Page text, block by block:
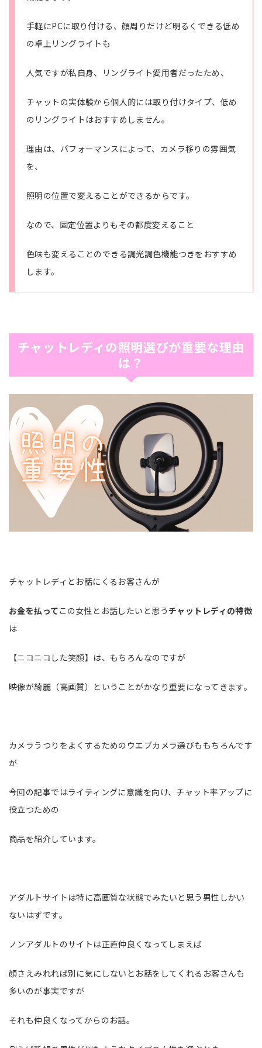
手軽にPCに取り付ける、顔周りだけど明るくできる低め
の卓上リングライトも
人気ですが私自身、リングライト愛用者だったため、
チャットの実体験から個人的には取り付けタイプ、低め
のリングライトはおすすめしません。
理由は、パフォーマンスによって、カメラ移りの雰囲気
を、
照明の位置で変えることができるからです。
なので、固定位置よりもその都度変えること
色味も変えることのできる調光調色機能つきをおすすめ
します。
チャットレディの照明選びが重要な理由
は？
チャットレディとお話にくるお客さんが
お金を払って この女性とお話したいと思う チャットレディの特徴
は
【ニコニコした笑顔】は、もちろんなのですが
映像が綺麗（高画質）ということがかなり重要になってきます。
カメラうつりをよくするためのウエブカメラ選びももちろんです
が
今回の記事ではライティングに意識を向け、チャット率アップに
役立つための
商品を紹介しています。
アダルトサイトは特に高画質な状態でみたいと思う男性しかい
ないはずです。
ノンアダルトのサイトは正直仲良くなってしまえば
顔さえみれれば別に気にしないとお話をしてくれるお客さんも
多いのが事実ですが
それも仲良くなってからのお話。